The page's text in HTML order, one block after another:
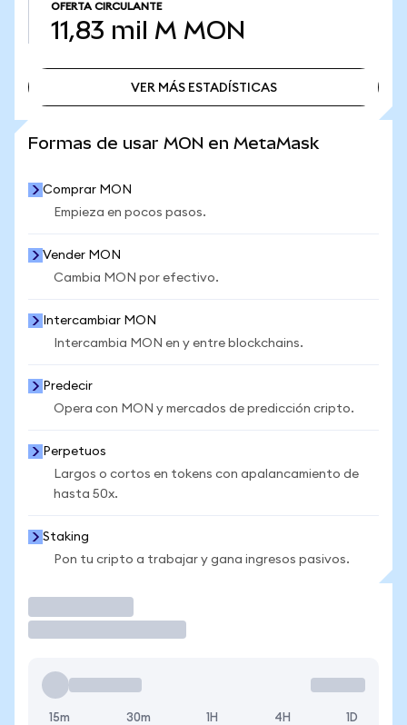
OFERTA CIRCULANTE
11,83 mil M MON
VER MÁS ESTADÍSTICAS
Formas de usar MON en MetaMask
Comprar MON
Empieza en pocos pasos.
Vender MON
Cambia MON por efectivo.
Intercambiar MON
Intercambia MON en y entre blockchains.
Predecir
Opera con MON y mercados de predicción cripto.
Perpetuos
Largos o cortos en tokens con apalancamiento de
hasta 50x.
Staking
Pon tu cripto a trabajar y gana ingresos pasivos.
15m 30m 1H 4H 1D